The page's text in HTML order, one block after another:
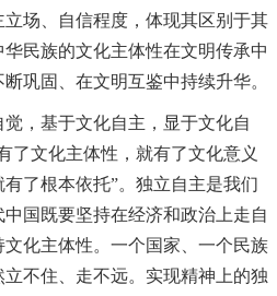
场、自信程度，体现其区别于其
民族的文化主体性在文明传承中
巩固、在文明互鉴中持续升华。
，基于文化自主，显于文化自
了文化主体性，就有了文化意义
有了根本依托”。独立自主是我们
国既要坚持在经济和政治上走自
化主体性。一个国家、一个民族
不住、走不远。实现精神上的独